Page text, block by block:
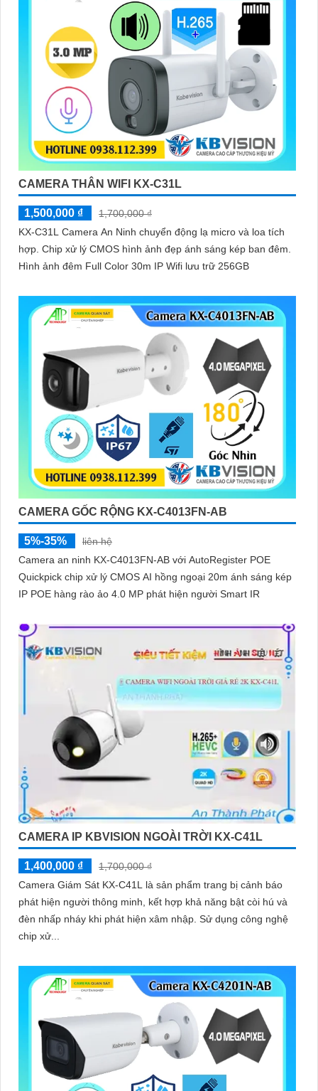
CAMERA THÂN WIFI KX-C31L
1,500,000 ₫
1,700,000 ₫
KX-C31L Camera An Ninh chuyển động lạ micro và loa tích
hợp. Chip xử lý CMOS hình ảnh đẹp ánh sáng kép ban đêm.
Hình ảnh đêm Full Color 30m IP Wifi lưu trữ 256GB
CAMERA GỐC RỘNG KX-C4013FN-AB
5%-35%
liên hệ
Camera an ninh KX-C4013FN-AB với AutoRegister POE
Quickpick chip xử lý CMOS AI hồng ngoại 20m ánh sáng kép
IP POE hàng rào ảo 4.0 MP phát hiện người Smart IR
CAMERA IP KBVISION NGOÀI TRỜI KX-C41L
1,400,000 ₫
1,700,000 ₫
Camera Giám Sát KX-C41L là sản phẩm trang bị cảnh báo
phát hiện người thông minh, kết hợp khả năng bật còi hú và
đèn nhấp nháy khi phát hiện xâm nhập. Sử dụng công nghệ
chip xử...